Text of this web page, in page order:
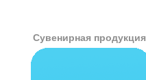
Сувенирная продукция